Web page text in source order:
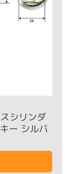
シリンダ
ー シルバ